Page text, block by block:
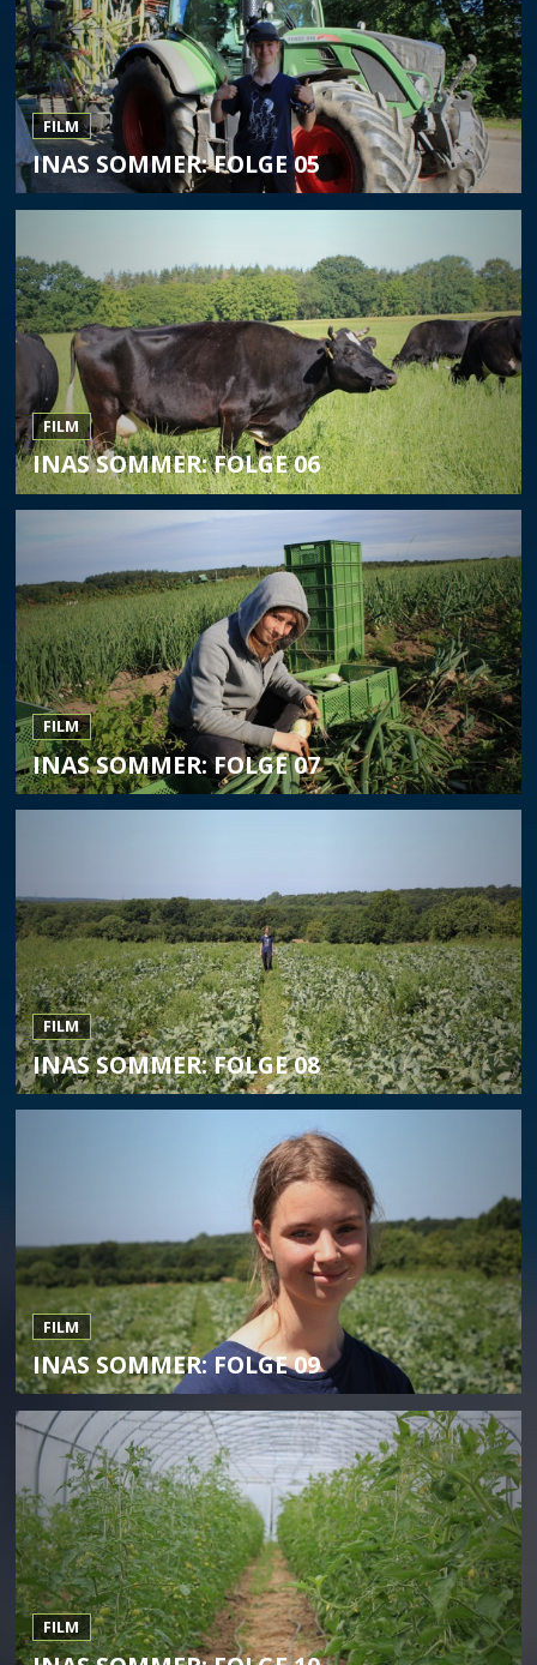
FILM
INAS SOMMER: FOLGE 05
FILM
INAS SOMMER: FOLGE 06
FILM
INAS SOMMER: FOLGE 07
FILM
INAS SOMMER: FOLGE 08
FILM
INAS SOMMER: FOLGE 09
FILM